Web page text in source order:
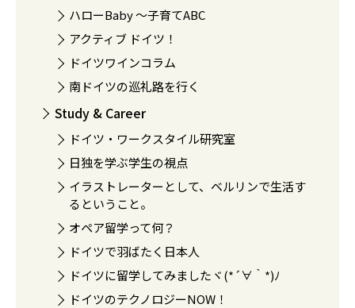
ハローBaby 〜子育てABC
アクティブ ドイツ！
ドイツワインコラム
南ドイツの巡礼路を行く
Study & Career
ドイツ・ワークスタイル研究室
日独を学ぶ学生の視点
イラストレーターとして、ベルリンで生活す
るということ。
オペア留学って何？
ドイツで羽ばたく日本人
ドイツに留学してみましたヾ(*´∀｀*)ﾉ
ドイツのテクノロジーNOW！